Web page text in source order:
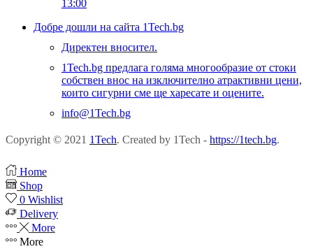
13:00
Добре дошли на сайта 1Tech.bg
Директен вносител.
1Tech.bg предлага голяма многообразие от стоки
собствен внос на изключително атрактивни цени,
които сигурни сме ще харесате и оцените.
info@1Tech.bg
Copyright © 2021 1Tech. Created by 1Tech - https://1tech.bg.
Home
Shop
0 Wishlist
Delivery
More
More